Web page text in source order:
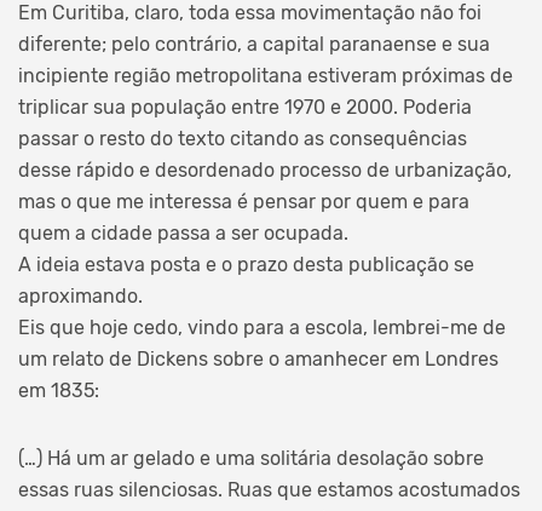
Em Curitiba, claro, toda essa movimentação não foi
diferente; pelo contrário, a capital paranaense e sua
incipiente região metropolitana estiveram próximas de
triplicar sua população entre 1970 e 2000. Poderia
passar o resto do texto citando as consequências
desse rápido e desordenado processo de urbanização,
mas o que me interessa é pensar por quem e para
quem a cidade passa a ser ocupada.
A ideia estava posta e o prazo desta publicação se
aproximando.
Eis que hoje cedo, vindo para a escola, lembrei-me de
um relato de Dickens sobre o amanhecer em Londres
em 1835:
(…) Há um ar gelado e uma solitária desolação sobre
essas ruas silenciosas. Ruas que estamos acostumados